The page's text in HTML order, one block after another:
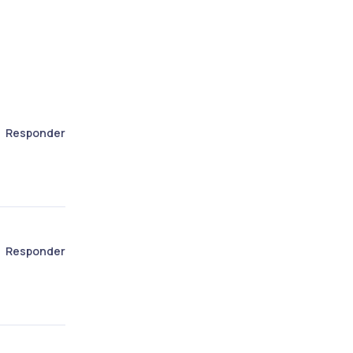
Responder
Responder